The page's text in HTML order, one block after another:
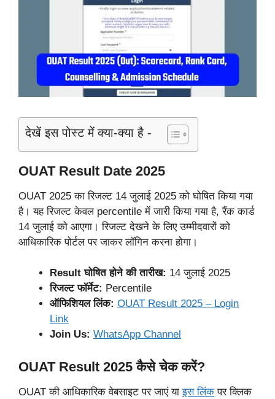
देखें इस पोस्ट में क्या-क्या है -
OUAT Result Date 2025
OUAT 2025 का रिजल्ट 14 जुलाई 2025 को घोषित किया गया
है। यह रिजल्ट केवल percentile में जारी किया गया है, रैंक कार्ड
14 जुलाई को आएगा। रिजल्ट देखने के लिए उम्मीदवारों को
आधिकारिक पोर्टल पर जाकर लॉगिन करना होगा।
Result घोषित होने की तारीख: 14 जुलाई 2025
रिजल्ट फॉर्मेट: Percentile
ऑफिशियल लिंक: OUAT Result 2025 – Login
Link
Join Us: WhatsApp Channel
OUAT Result 2025 कैसे चेक करें?
OUAT की आधिकारिक वेबसाइट पर जाएं याइस लिंक पर क्लिक